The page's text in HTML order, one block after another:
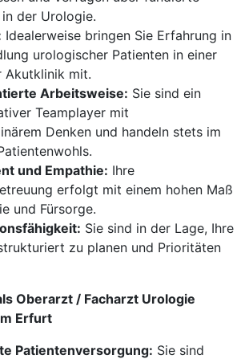
in der Urologie.
Idealerweise bringen Sie Erfahrung in
urologischer Patienten in einer
Akutklinik mit.
Arbeitsweise: Sie sind ein
Teamplayer mit
Denken und handeln stets im
und Empathie: Ihre
erfolgt mit einem hohen Maß
und Fürsorge.
Sie sind in der Lage, Ihre
zu planen und Prioritäten
Oberarzt / Facharzt Urologie
Erfurt
Patientenversorgung: Sie sind